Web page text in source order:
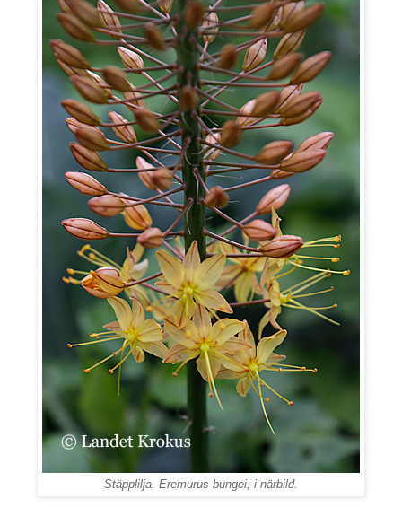
Stäpplilja, Eremurus bungei i närbild.